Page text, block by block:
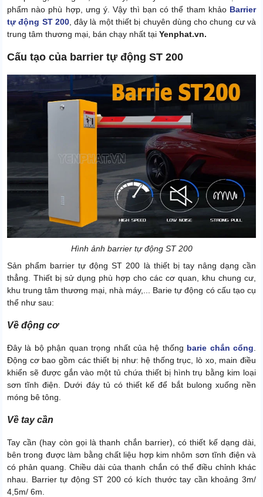
phẩm nào phù hợp, ưng ý. Vậy thì bạn có thể tham khảo Barrier
tự động ST 200, đây là một thiết bị chuyên dùng cho chung cư và
trung tâm thương mại, bán chạy nhất tại Yenphat.vn.
Cấu tạo của barrier tự động ST 200
Hình ảnh barrier tự động ST 200
Sản phẩm barrier tự động ST 200 là thiết bị tay nâng dạng cần
thẳng. Thiết bị sử dụng phù hợp cho các cơ quan, khu chung cư,
khu trung tâm thương mại, nhà máy,... Barie tự động có cấu tạo cụ
thể như sau:
Về động cơ
Đây là bộ phận quan trọng nhất của hệ thống barie chắn cổng
Động cơ bao gồm các thiết bị như: hệ thống trục, lò xo, main điều
khiển sẽ được gắn vào một tủ chứa thiết bị hình trụ bằng kim loại
sơn tĩnh điện. Dưới đáy tủ có thiết kế để bắt bulong xuống nền
móng bê tông.
Về tay cần
Tay cần (hay còn gọi là thanh chắn barrier), có thiết kế dạng dài,
bên trong được làm bằng chất liệu hợp kim nhôm sơn tĩnh điện và
có phản quang. Chiều dài của thanh chắn có thể điều chỉnh khác
nhau. Barrier tự động ST 200 có kích thước tay cần khoảng 3m/
4,5m/ 6m.